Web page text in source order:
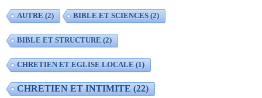
AUTRE (2) BIBLE ET SCIENCES (2)
BIBLE ET STRUCTURE (2)
CHRETIEN ET EGLISE LOCALE (1)
CHRETIEN ET INTIMITE (22)